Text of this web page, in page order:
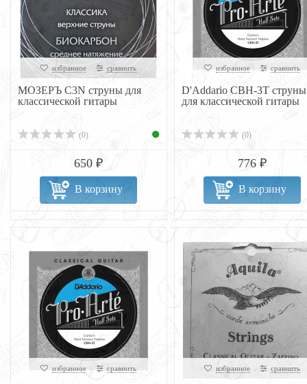
избранное сравнить
МОЗЕРЪ C3N струны для
классической гитары
(0)
650 ₽
В корзину
избранное сравнить
D'Addario CBH-3T струны
для классической гитары
(0)
776 ₽
В корзину
избранное сравнить избранное сравнить